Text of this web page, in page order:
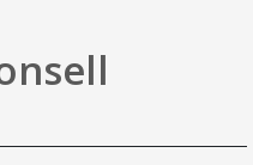
Ajuda